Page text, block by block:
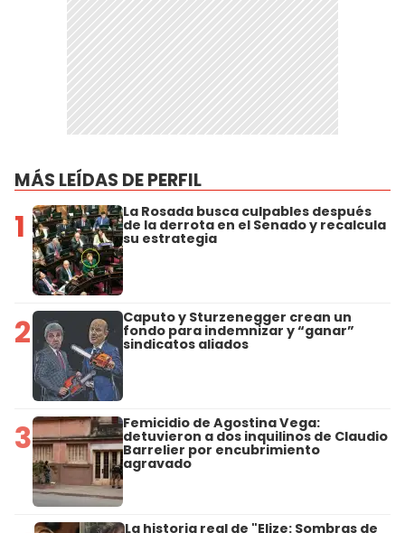
MÁS LEÍDAS DE PERFIL
1 La Rosada busca culpables después
de la derrota en el Senado y recalcula
su estrategia
2 Caputo y Sturzenegger crean un
fondo para indemnizar y “ganar”
sindicatos aliados
3 Femicidio de Agostina Vega:
detuvieron a dos inquilinos de Claudio
Barrelier por encubrimiento
agravado
La historia real de "Elize: Sombras de